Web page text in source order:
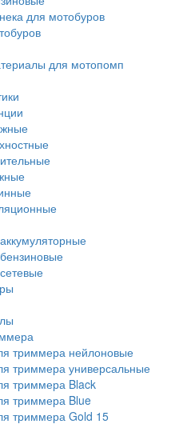
для мотобуров
для мотопомп
триммера нейлоновые
триммера универсальные
триммера Black
триммера Blue
триммера Gold 15